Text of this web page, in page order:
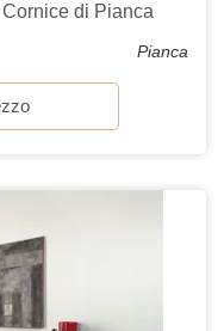
di Pianca
Pianca